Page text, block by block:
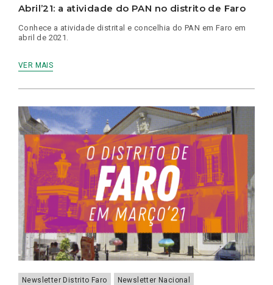
Abril’21: a atividade do PAN no distrito de Faro
Conhece a atividade distrital e concelhia do PAN em Faro em
abril de 2021.
VER MAIS
Newsletter Distrito Faro Newsletter Nacional